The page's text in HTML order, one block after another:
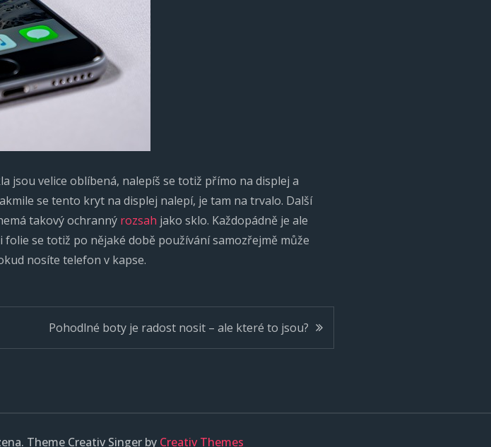
jsou velice oblíbená, nalepíš se totiž přímo na displej a
se tento kryt na displej nalepí, je tam na trvalo. Další
takový ochranný rozsah jako sklo. Každopádně je ale
se totiž po nějaké době používání samozřejmě může
nosíte telefon v kapse.
Pohodlné boty je radost nosit – ale které to jsou?
Theme Creativ Singer by Creativ Themes